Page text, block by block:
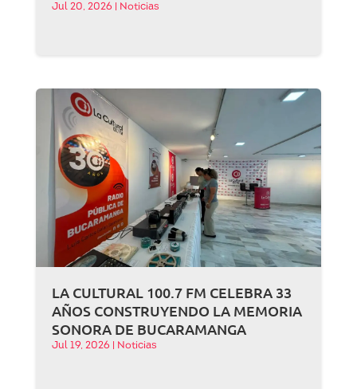
Jul 20, 2026 Noticias
LA CULTURAL 100.7 FM CELEBRA 33
AÑOS CONSTRUYENDO LA MEMORIA
SONORA DE BUCARAMANGA
Jul 19, 2026 Noticias